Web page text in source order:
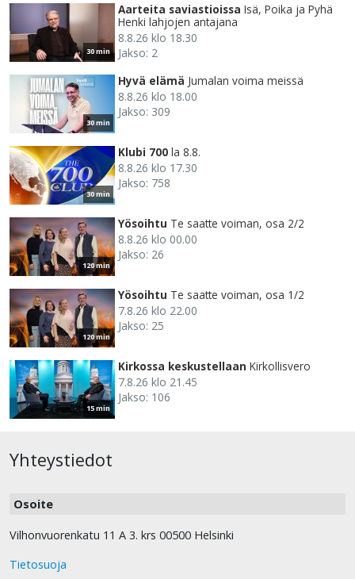
30 min
Aarteita saviastioissa Isä, Poika ja Pyhä
Henki lahjojen antajana
8.8.26 klo 18.30
Jakso: 2
30 min
Hyvä elämä Jumalan voima meissä
8.8.26 klo 18.00
Jakso: 309
30 min
Klubi 700 la 8.8.
8.8.26 klo 17.30
Jakso: 758
120 min
Yösoihtu Te saatte voiman, osa 2/2
8.8.26 klo 00.00
Jakso: 26
120 min
Yösoihtu Te saatte voiman, osa 1/2
7.8.26 klo 22.00
Jakso: 25
15 min
Kirkossa keskustellaan Kirkollisvero
7.8.26 klo 21.45
Jakso: 106
Yhteystiedot
Osoite
Vilhonvuorenkatu 11 A 3. krs 00500 Helsinki
Tietosuoja